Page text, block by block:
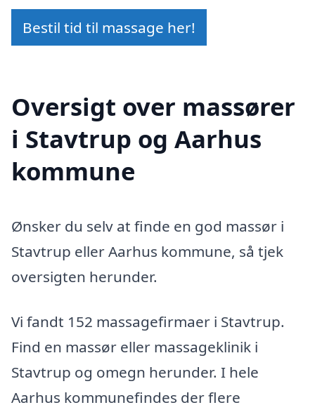
Bestil tid til massage her!
Oversigt over massører
i Stavtrup og Aarhus
kommune
Ønsker du selv at finde en god massør i
Stavtrup eller Aarhus kommune, så tjek
oversigten herunder.
Vi fandt 152 massagefirmaer i Stavtrup.
Find en massør eller massageklinik i
Stavtrup og omegn herunder. I hele
Aarhus kommunefindes der flere